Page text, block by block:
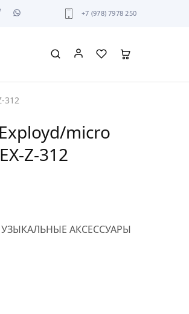
+7 (978) 7978 250
312
micro
Z-312
АКСЕССУАРЫ